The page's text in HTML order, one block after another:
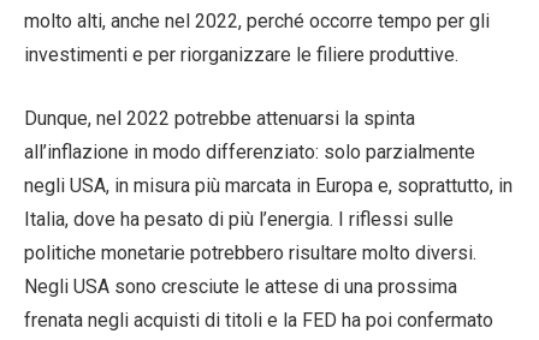
molto alti, anche nel 2022, perché occorre tempo per gli
investimenti e per riorganizzare le filiere produttive.
Dunque, nel 2022 potrebbe attenuarsi la spinta
all’inflazione in modo differenziato: solo parzialmente
negli USA, in misura più marcata in Europa e, soprattutto, in
Italia, dove ha pesato di più l’energia. I riflessi sulle
politiche monetarie potrebbero risultare molto diversi.
Negli USA sono cresciute le attese di una prossima
frenata negli acquisti di titoli e la FED ha poi confermato